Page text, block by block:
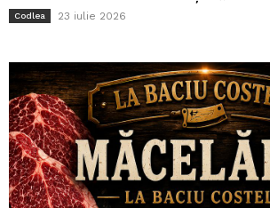
Codlea 23 iulie 2026